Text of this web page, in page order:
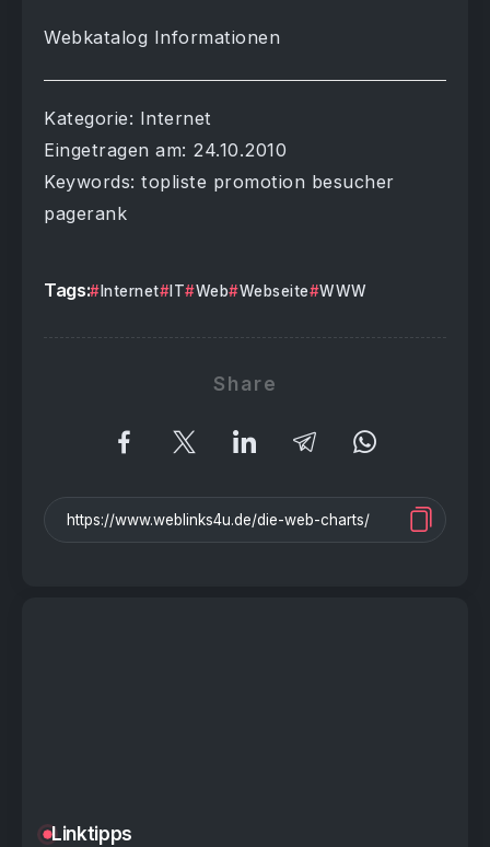
Webkatalog Informationen
Kategorie: Internet
Eingetragen am: 24.10.2010
Keywords: topliste promotion besucher
pagerank
Tags: Internet IT Web Webseite WWW
Share
Linktipps